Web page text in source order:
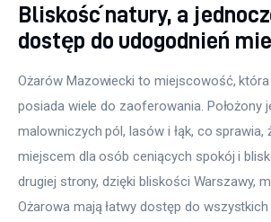
Bliskość natury, a
dostęp do udogodnień
Ożarów Mazowiecki to miejscowość,
posiada wiele do zaoferowania. Położony
malowniczych pól, lasów i łąk, co sprawia,
miejscem dla osób ceniących spokój i
drugiej strony, dzięki bliskości Warszawy,
Ożarowa mają łatwy dostęp do